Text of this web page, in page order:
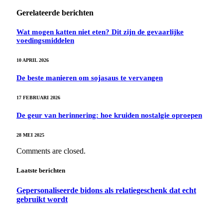
Gerelateerde berichten
Wat mogen katten niet eten? Dit zijn de gevaarlijke
voedingsmiddelen
10 APRIL 2026
De beste manieren om sojasaus te vervangen
17 FEBRUARI 2026
De geur van herinnering: hoe kruiden nostalgie oproepen
28 MEI 2025
Comments are closed.
Laatste berichten
Gepersonaliseerde bidons als relatiegeschenk dat echt
gebruikt wordt